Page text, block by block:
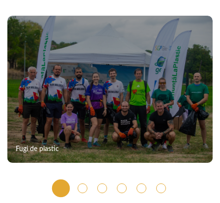
Fugi de plastic